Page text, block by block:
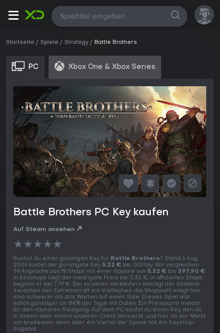
Alle
Startseite Spiele Strategy Battle Brothers
PC Xbox One & Xbox Series
Battle Brothers PC Key kaufen
Auf Steam ansehen
★★★★★
Suchst du einen günstigen Key für Battle Brothers? Stand 6 Aug.
2026 kostet der günstigste Key 5,32 € bei G2Play. Wir vergleichen
39 Angebote aus 19 Shops mit einer Spanne von 5,32 € bis 397,90 €.
In Keyshops liegt der niedrigste Preis bei 5,32 €, in offiziellen Shops
beginnt er bei 7,79 €. Bei so vielen Verkäufern beträgt der Abstand
zwischen den Extremen oft ein Vielfaches, die Shopwahl wiegt hier
also schwerer als das Warten auf einen Sale. Dieses Spiel war
schon günstiger, an 84% der Tage mit Daten. Ein Preisalarm meldet
dir den nächsten Rückgang. Auf dem PC kaufst du einen Key, den du
in Steam oder einem anderen Client aktivierst, und hier ist der Markt
am breitesten, denn über ein Viertel der Spiele hat ein Keyshop-
Angebot.